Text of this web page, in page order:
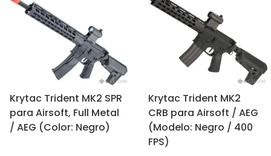
Krytac Trident MK2 SPR
para Airsoft, Full Metal
/ AEG (Color: Negro)
Krytac Trident MK2
CRB para Airsoft / AEG
(Modelo: Negro / 400
FPS)